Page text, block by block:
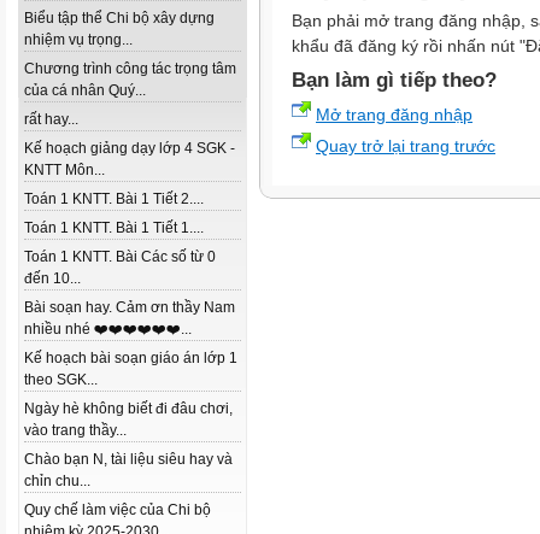
Biểu tập thể Chi bộ xây dựng
nhiệm vụ trọng...
Chương trình công tác trọng tâm
của cá nhân Quý...
rất hay...
Kế hoạch giảng dạy lớp 4 SGK -
KNTT Môn...
Toán 1 KNTT. Bài 1 Tiết 2....
Toán 1 KNTT. Bài 1 Tiết 1....
Toán 1 KNTT. Bài Các số từ 0
đến 10...
Bài soạn hay. Cảm ơn thầy Nam
nhiều nhé ❤️❤️❤️❤️❤️❤️...
Kế hoạch bài soạn giáo án lớp 1
theo SGK...
Ngày hè không biết đi đâu chơi,
vào trang thầy...
Chào bạn N, tài liệu siêu hay và
chỉn chu...
Quy chế làm việc của Chi bộ
Bạn phải mở trang đăng nhập,
khẩu đã đăng ký rồi nhấn nút
Bạn làm gì tiếp theo?
Mở trang đăng nhập
Quay trở lại trang trước